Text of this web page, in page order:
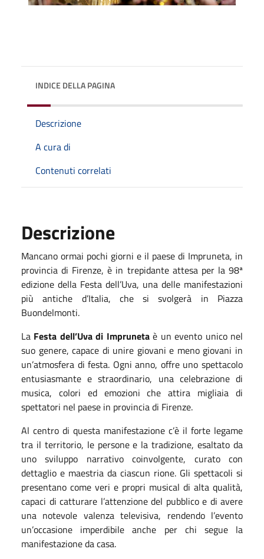
INDICE DELLA PAGINA
Descrizione
A cura di
Contenuti correlati
Descrizione
Mancano ormai pochi giorni e il paese di Impruneta, in
provincia di Firenze, è in trepidante attesa per la 98ª
edizione della Festa dell’Uva, una delle manifestazioni
più antiche d’Italia, che si svolgerà in Piazza
Buondelmonti.
La Festa dell’Uva di Imprunetaè un evento unico nel
suo genere, capace di unire giovani e meno giovani in
un’atmosfera di festa. Ogni anno, offre uno spettacolo
entusiasmante e straordinario, una celebrazione di
musica, colori ed emozioni che attira migliaia di
spettatori nel paese in provincia di Firenze.
Al centro di questa manifestazione c’è il forte legame
tra il territorio, le persone e la tradizione, esaltato da
uno sviluppo narrativo coinvolgente, curato con
dettaglio e maestria da ciascun rione. Gli spettacoli si
presentano come veri e propri musical di alta qualità,
capaci di catturare l’attenzione del pubblico e di avere
una notevole valenza televisiva, rendendo l’evento
un’occasione imperdibile anche per chi segue la
manifestazione da casa.